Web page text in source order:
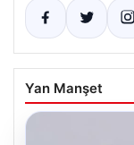
Yan Manşet